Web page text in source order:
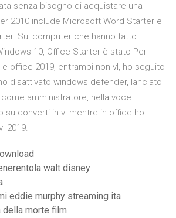
senza bisogno di acquistare una
2010 include Microsoft Word Starter e
Sui computer che hanno fatto
10, Office Starter è stato Per
office 2019, entrambi non vl, ho seguito
disattivato windows defender, lanciato
come amministratore, nella voce
su converti in vl mentre in office ho
2019.
walt disney
eddie murphy streaming ita
della morte film